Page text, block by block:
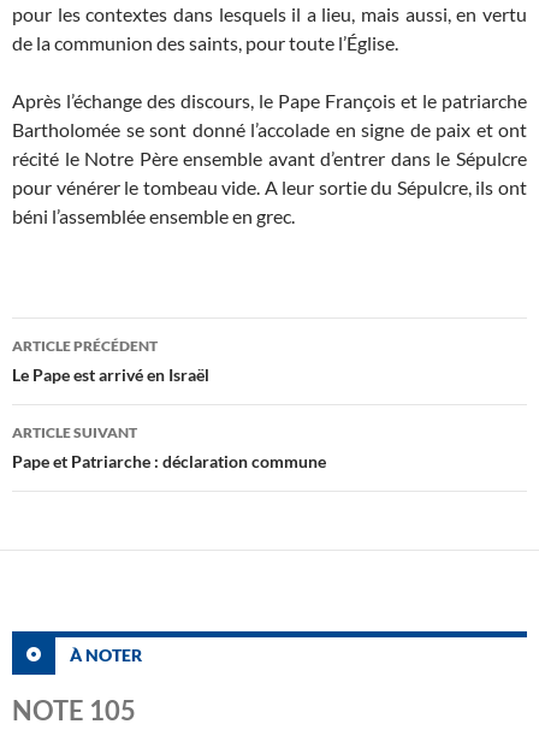
pour les contextes dans lesquels il a lieu, mais aussi, en vertu
de la communion des saints, pour toute l’Église.
Après l’échange des discours, le Pape François et le patriarche
Bartholomée se sont donné l’accolade en signe de paix et ont
récité le Notre Père ensemble avant d’entrer dans le Sépulcre
pour vénérer le tombeau vide. A leur sortie du Sépulcre, ils ont
béni l’assemblée ensemble en grec.
Navigation
des
articles
ARTICLE PRÉCÉDENT
Le Pape est arrivé en Israël
ARTICLE SUIVANT
Pape et Patriarche : déclaration commune
À NOTER
NOTE 105